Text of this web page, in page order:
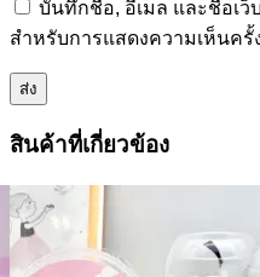
บันทึกชื่อ, อีเมล และชื่อเว็
สำหรับการแสดงความเห็นครั้
สินค้าที่เกี่ยวข้อง